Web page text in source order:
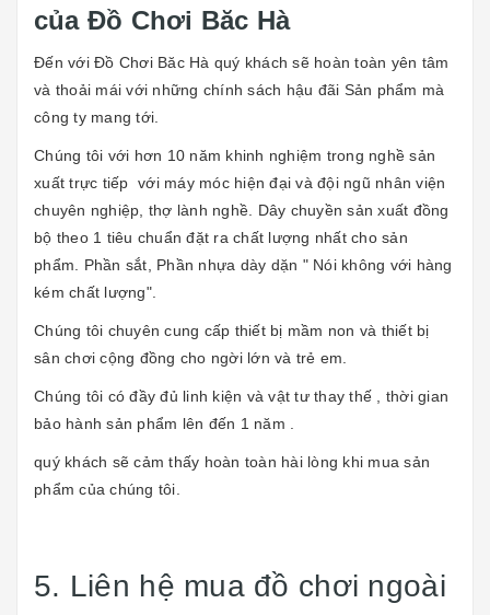
của Đồ Chơi Băc Hà
Đến với Đồ Chơi Băc Hà quý khách sẽ hoàn toàn yên tâm
và thoải mái với những chính sách hậu đãi Sản phẩm mà
công ty mang tới.
Chúng tôi với hơn 10 năm khinh nghiệm trong nghề sản
xuất trực tiếp với máy móc hiện đại và đội ngũ nhân viện
chuyên nghiệp, thợ lành nghề. Dây chuyền sản xuất đồng
bộ theo 1 tiêu chuẩn đặt ra chất lượng nhất cho sản
phẩm. Phần sắt, Phần nhựa dày dặn " Nói không với hàng
kém chất lượng".
Chúng tôi chuyên cung cấp thiết bị mầm non và thiết bị
sân chơi cộng đồng cho ngời lớn và trẻ em.
Chúng tôi có đầy đủ linh kiện và vật tư thay thế , thời gian
bảo hành sản phẩm lên đến 1 năm .
quý khách sẽ cảm thấy hoàn toàn hài lòng khi mua sản
phẩm của chúng tôi.
5. Liên hệ mua đồ chơi ngoài